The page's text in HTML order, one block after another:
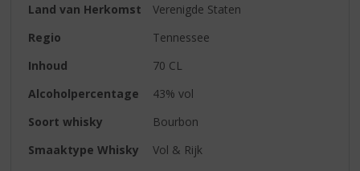
Land van Herkomst
Verenigde Staten
Regio
Tennessee
Inhoud
70 CL
Alcoholpercentage
43% vol
Soort whisky
Bourbon
Smaaktype Whisky
Vol & Rijk